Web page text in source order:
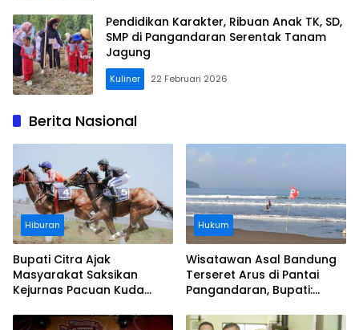
Pendidikan Karakter, Ribuan Anak TK, SD,
SMP di Pangandaran Serentak Tanam
Jagung
Kuliner 22 Februari 2026
Berita Nasional
Hiburan
Bupati Citra Ajak
Masyarakat Saksikan
Kejurnas Pacuan Kuda
Legokjawa
Hukum
Wisatawan Asal Bandung
Terseret Arus di Pantai
Pangandaran, Bupati:
Aturan